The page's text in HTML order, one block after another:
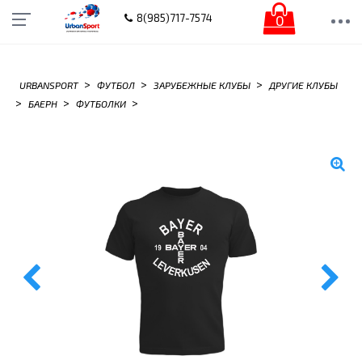
8(985)717-7574 0
URBANSPORT > ФУТБОЛ > ЗАРУБЕЖНЫЕ КЛУБЫ > ДРУГИЕ КЛУБЫ
> БАЕРН > ФУТБОЛКИ >